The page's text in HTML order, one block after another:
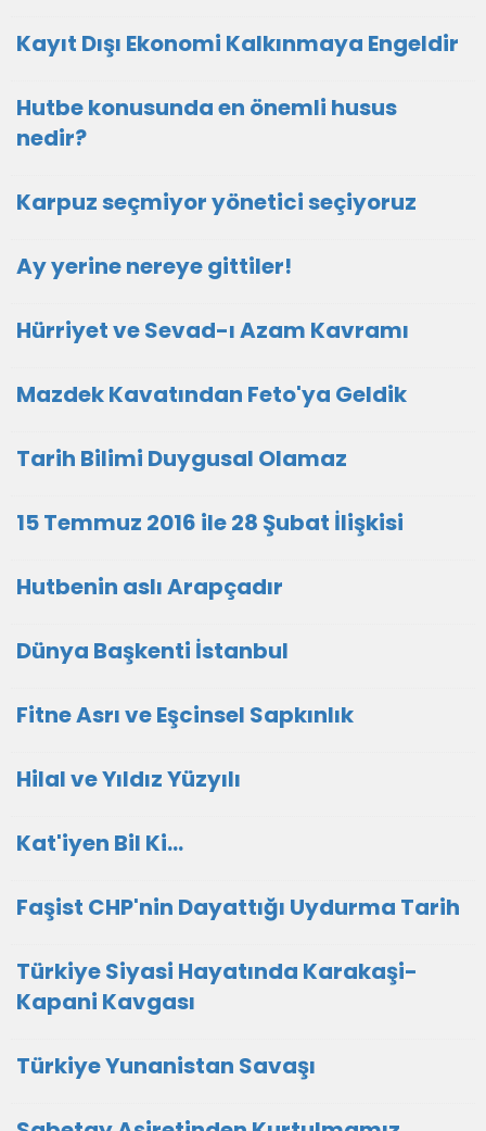
Kayıt Dışı Ekonomi Kalkınmaya Engeldir
Hutbe konusunda en önemli husus
nedir?
Karpuz seçmiyor yönetici seçiyoruz
Ay yerine nereye gittiler!
Hürriyet ve Sevad-ı Azam Kavramı
Mazdek Kavatından Feto'ya Geldik
Tarih Bilimi Duygusal Olamaz
15 Temmuz 2016 ile 28 Şubat İlişkisi
Hutbenin aslı Arapçadır
Dünya Başkenti İstanbul
Fitne Asrı ve Eşcinsel Sapkınlık
Hilal ve Yıldız Yüzyılı
Kat'iyen Bil Ki…
Faşist CHP'nin Dayattığı Uydurma Tarih
Türkiye Siyasi Hayatında Karakaşi-
Kapani Kavgası
Türkiye Yunanistan Savaşı